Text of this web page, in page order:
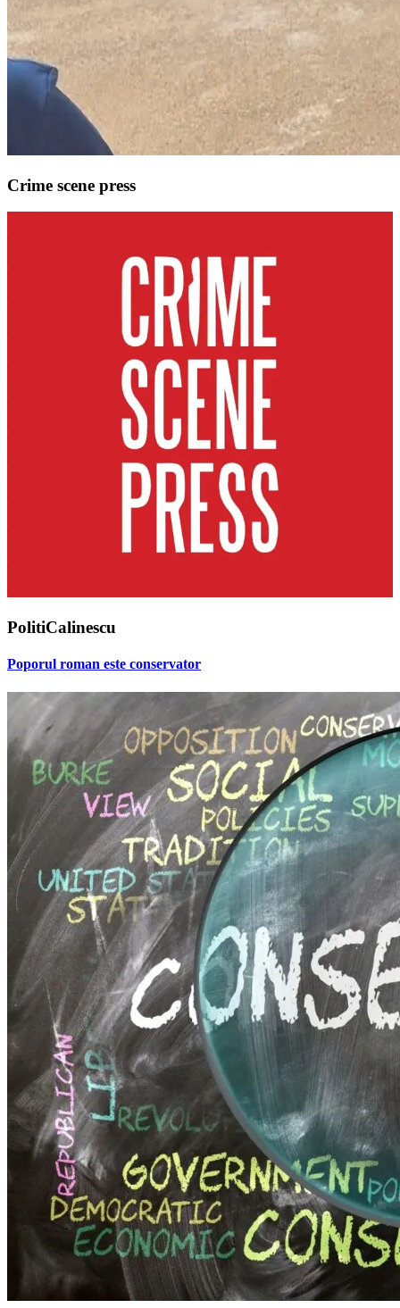
Crime scene press
PolitiCalinescu
Poporul roman este conservator